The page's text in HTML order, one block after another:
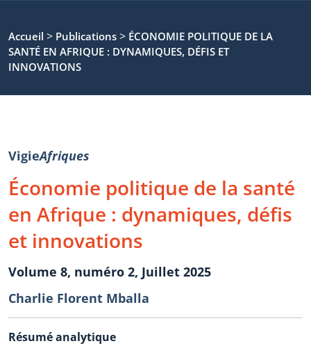
Accueil > Publications > ÉCONOMIE POLITIQUE DE LA
SANTÉ EN AFRIQUE : DYNAMIQUES, DÉFIS ET
INNOVATIONS
VigieAfriques
Économie politique de la santé
en Afrique : dynamiques, défis
et innovations
Volume 8, numéro 2, Juillet 2025
Charlie Florent Mballa
Résumé analytique